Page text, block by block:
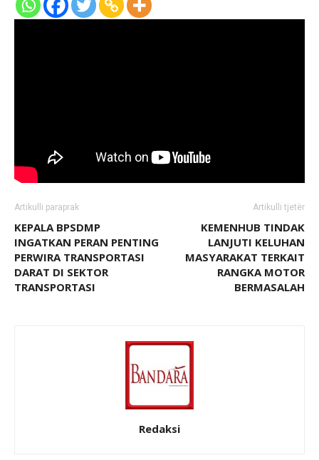
Artikulli paraprak
KEPALA BPSDMP
INGATKAN PERAN PENTING
PERWIRA TRANSPORTASI
DARAT DI SEKTOR
TRANSPORTASI
Artikulli tjetër
KEMENHUB TINDAK
LANJUTI KELUHAN
MASYARAKAT TERKAIT
RANGKA MOTOR
BERMASALAH
Redaksi